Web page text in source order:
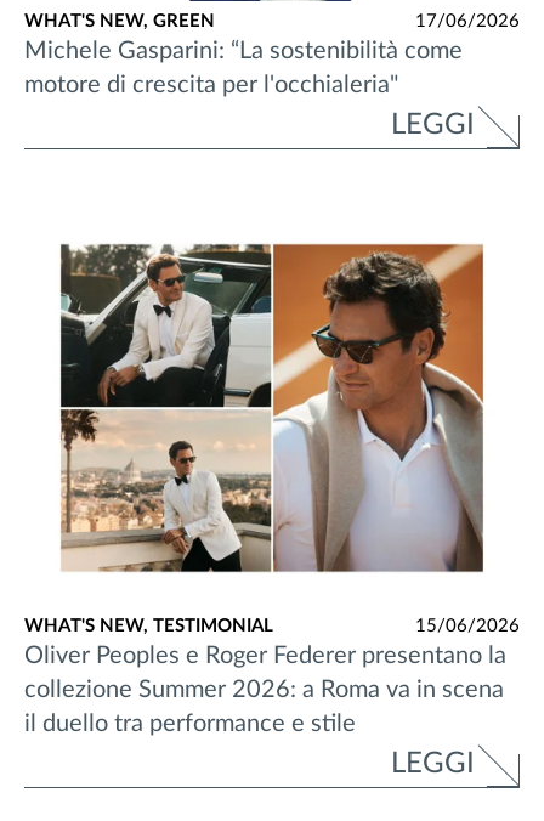
WHAT'S NEW, GREEN 17/06/2026
Michele Gasparini: “La sostenibilità come
motore di crescita per l'occhialeria"
LEGGI
WHAT'S NEW, TESTIMONIAL 15/06/2026
Oliver Peoples e Roger Federer presentano la
collezione Summer 2026: a Roma va in scena
il duello tra performance e stile
LEGGI